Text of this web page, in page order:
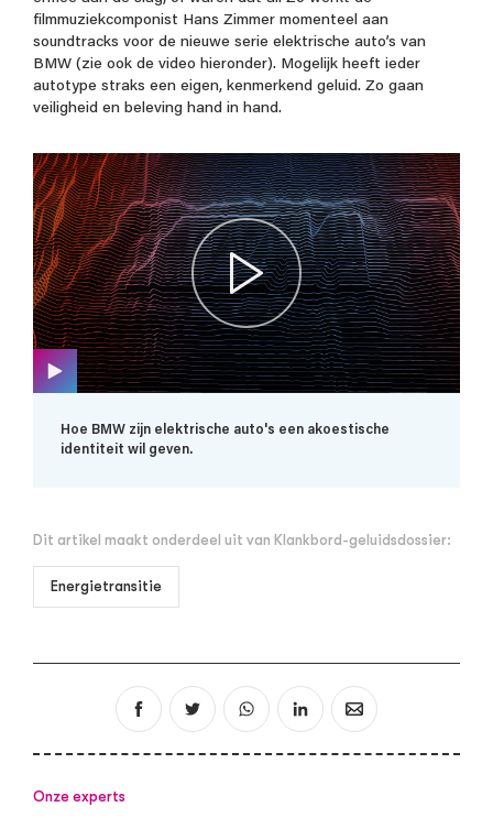
filmmuziekcomponist Hans Zimmer momenteel aan
soundtracks voor de nieuwe serie elektrische auto’s van
BMW (zie ook de video hieronder). Mogelijk heeft ieder
autotype straks een eigen, kenmerkend geluid. Zo gaan
veiligheid en beleving hand in hand.
Hoe BMW zijn elektrische auto's een akoestische
identiteit wil geven.
Dit artikel maakt onderdeel uit van Klankbord-geluidsdossier:
Energietransitie
Onze experts